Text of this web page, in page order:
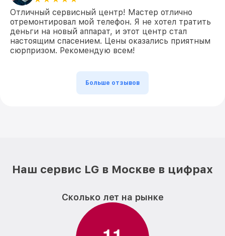
Отличный сервисный центр! Мастер отлично
отремонтировал мой телефон. Я не хотел тратить
деньги на новый аппарат, и этот центр стал
настоящим спасением. Цены оказались приятным
сюрпризом. Рекомендую всем!
Больше отзывов
Наш сервис LG в Москве в цифрах
Сколько лет на рынке